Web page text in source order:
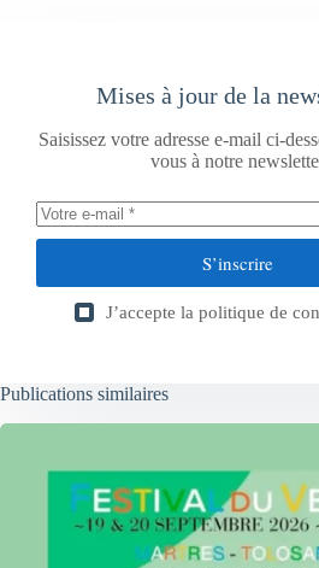
Mises à jour de la
Saisissez votre adresse e-mail ci-
vous à notre
S’inscrire
J’accepte la politique de
Publications similaires